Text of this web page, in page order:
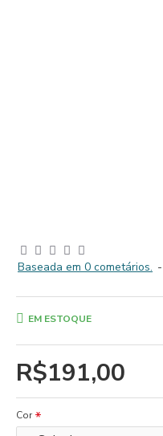
Baseada em 0 cometários. -
R$191,00
EM ESTOQUE
Cor